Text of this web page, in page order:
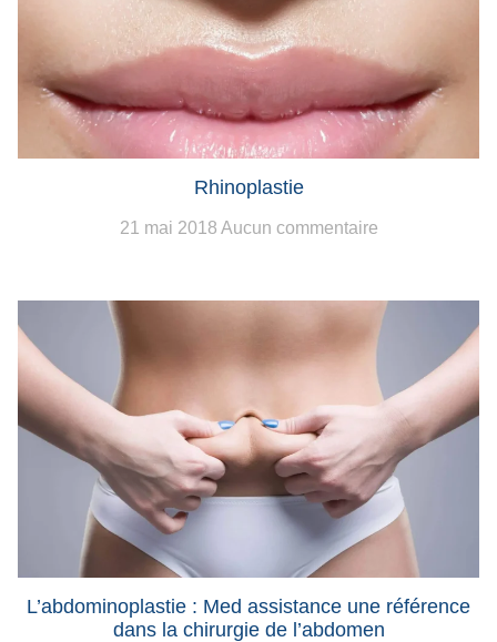
Rhinoplastie
21 mai 2018 Aucun commentaire
L’abdominoplastie : Med assistance une référence
dans la chirurgie de l’abdomen